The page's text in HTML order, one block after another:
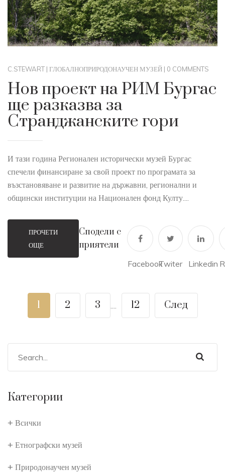
C.STEWART | ГЛОБАЛНОПРИРОДОНАУЧЕН МУЗЕЙ | 0 COMMENTS
Нов проект на РИМ Бургас
ще разказва за
Странджанските гори
И тази година Регионален исторически музей Бургас
спечели финансиране за свой проект по програмата за
възстановяване и развитие на държавни, регионални и
общински институции на Национален фонд Култу....
ПРОЧЕТИ
ОЩЕ
Сподели с
приятели
FacebookTwiter Linkedin
1 2 3 .... 12 След
Категории
Всички
Етнографски музей
Природонаучен музей